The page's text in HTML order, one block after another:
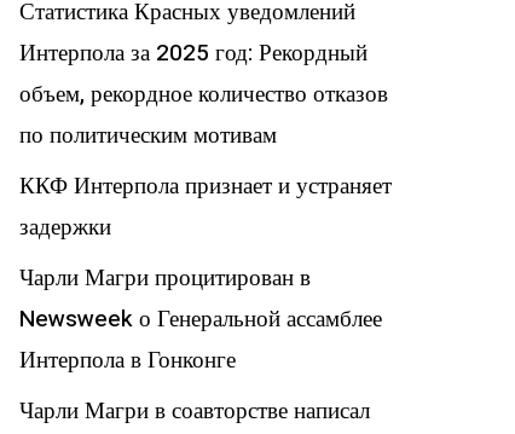
Статистика Красных уведомлений
Интерпола за 2025 год: Рекордный
объем, рекордное количество отказов
по политическим мотивам
ККФ Интерпола признает и устраняет
задержки
Чарли Магри процитирован в
Newsweek о Генеральной ассамблее
Интерпола в Гонконге
Чарли Магри в соавторстве написал